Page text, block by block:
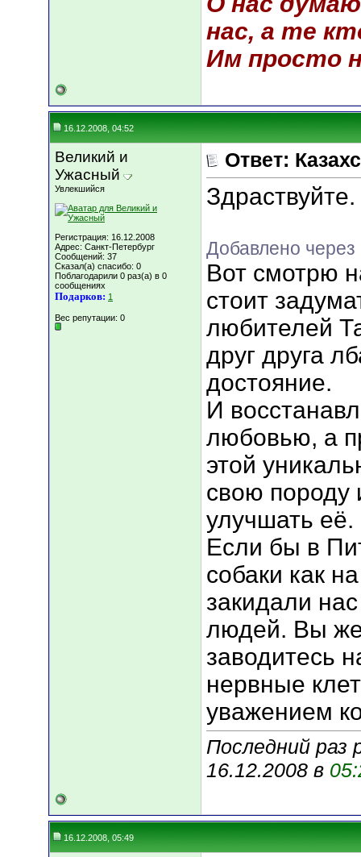
нас, а те
Им просто
16.12.2008, 04:52
Великий и
Ужасный
Увлекшийся
Регистрация: 16.12.2008
Адрес: Санкт-Петербург
Сообщений: 37
Сказал(а) спасибо: 0
Поблагодарили 0 раз(а) в 0
сообщениях
Подарков: 1
Вес репутации: 0
Ответ:
Здраствуйте.
Добавлено
Вот смотрю
стоит
любителей
друг друга
достояние.
И
любовью, а
этой
свою породу
улучшать её.
Если бы в
собаки как
закидали
людей. Вы
заводитесь
нервные
уважением
Последний раз
16.12.2008 в
16.12.2008, 05:49